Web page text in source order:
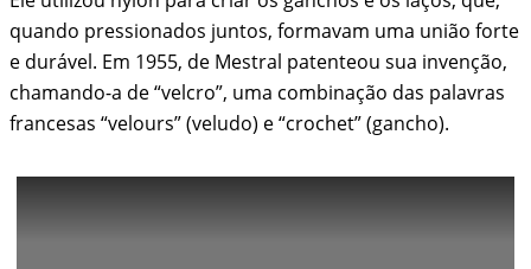
quando pressionados juntos, formavam uma união forte
e durável. Em 1955, de Mestral patenteou sua invenção,
chamando-a de “velcro”, uma combinação das palavras
francesas “velours” (veludo) e “crochet” (gancho).